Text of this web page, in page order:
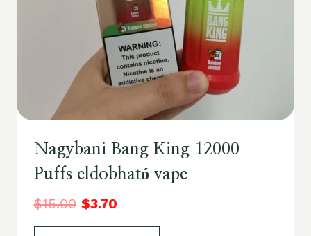
Nagybani Bang King 12000
Puffs eldobható vape
$15.00 $3.70